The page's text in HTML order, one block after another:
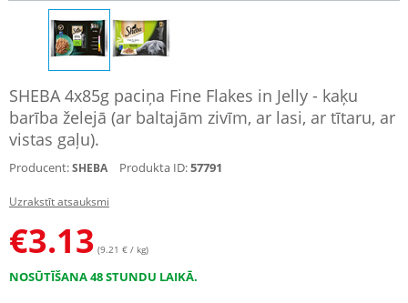
SHEBA 4x85g paciņa Fine Flakes in Jelly - kaķu
barība želejā (ar baltajām zivīm, ar lasi, ar tītaru, ar
vistas gaļu).
Producent:SHEBA Produkta ID:57791
Uzrakstīt atsauksmi
€3.13 (9.21 € / kg)
NOSŪTĪŠANA 48 STUNDU LAIKĀ.